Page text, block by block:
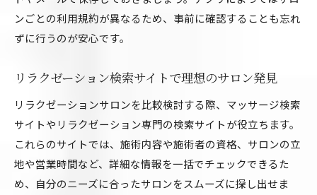
ンごとの利用規約が異なるため、事前に確認することも忘れ
ずに行うのが安心です。
リラクゼーション検索サイトで理想のサロン発見
リラクゼーションサロンを比較検討する際、マッサージ検索
サイトやリラクゼーション専門の検索サイトが役立ちます。
これらのサイトでは、施術内容や施術者の資格、サロンの立
地や営業時間など、詳細な情報を一括でチェックできるた
め、自分のニーズに合ったサロンをスムーズに探し出せま